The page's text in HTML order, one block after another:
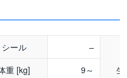
シール
–
生
重 [kg]
9～